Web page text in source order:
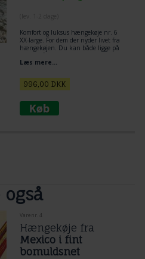
Komfort og luksus hængekøje nr. 6
XX-large. For dem der nyder livet fra
hængekøjen. Du kan både ligge på
tværs, på langs og diagonalt i
hængekøjen.
Læs mere...
996,00 DKK
Varenr. 4
Hængekøje fra
Mexico i fint
bomuldsnet